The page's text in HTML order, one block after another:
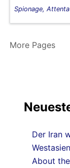
Spionage,
More Pages
Der Iran
About